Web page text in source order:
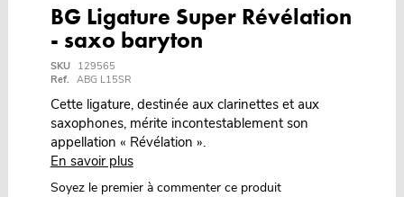
BG Ligature Super Révélation
- saxo baryton
SKU
129565
Ref. ABG L15SR
Cette ligature, destinée aux clarinettes et aux
saxophones, mérite incontestablement son
appellation « Révélation ».
En savoir plus
Soyez le premier à commenter ce produit